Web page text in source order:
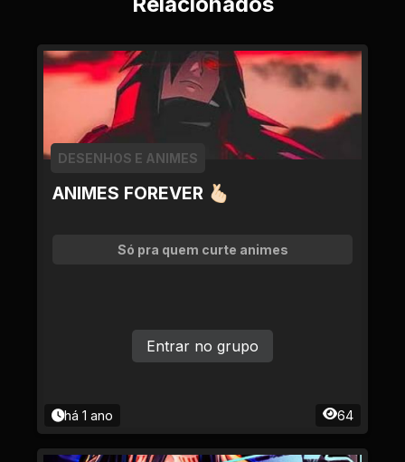
ANIMES FOREVER 🫰🏻
DESENHOS E ANIMES
Só pra quem curte animes
há 1 ano 64
Entrar no grupo